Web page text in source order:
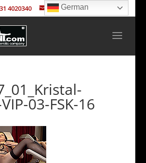
4020340 info@saskia-farell.com
03-FSK-16
German